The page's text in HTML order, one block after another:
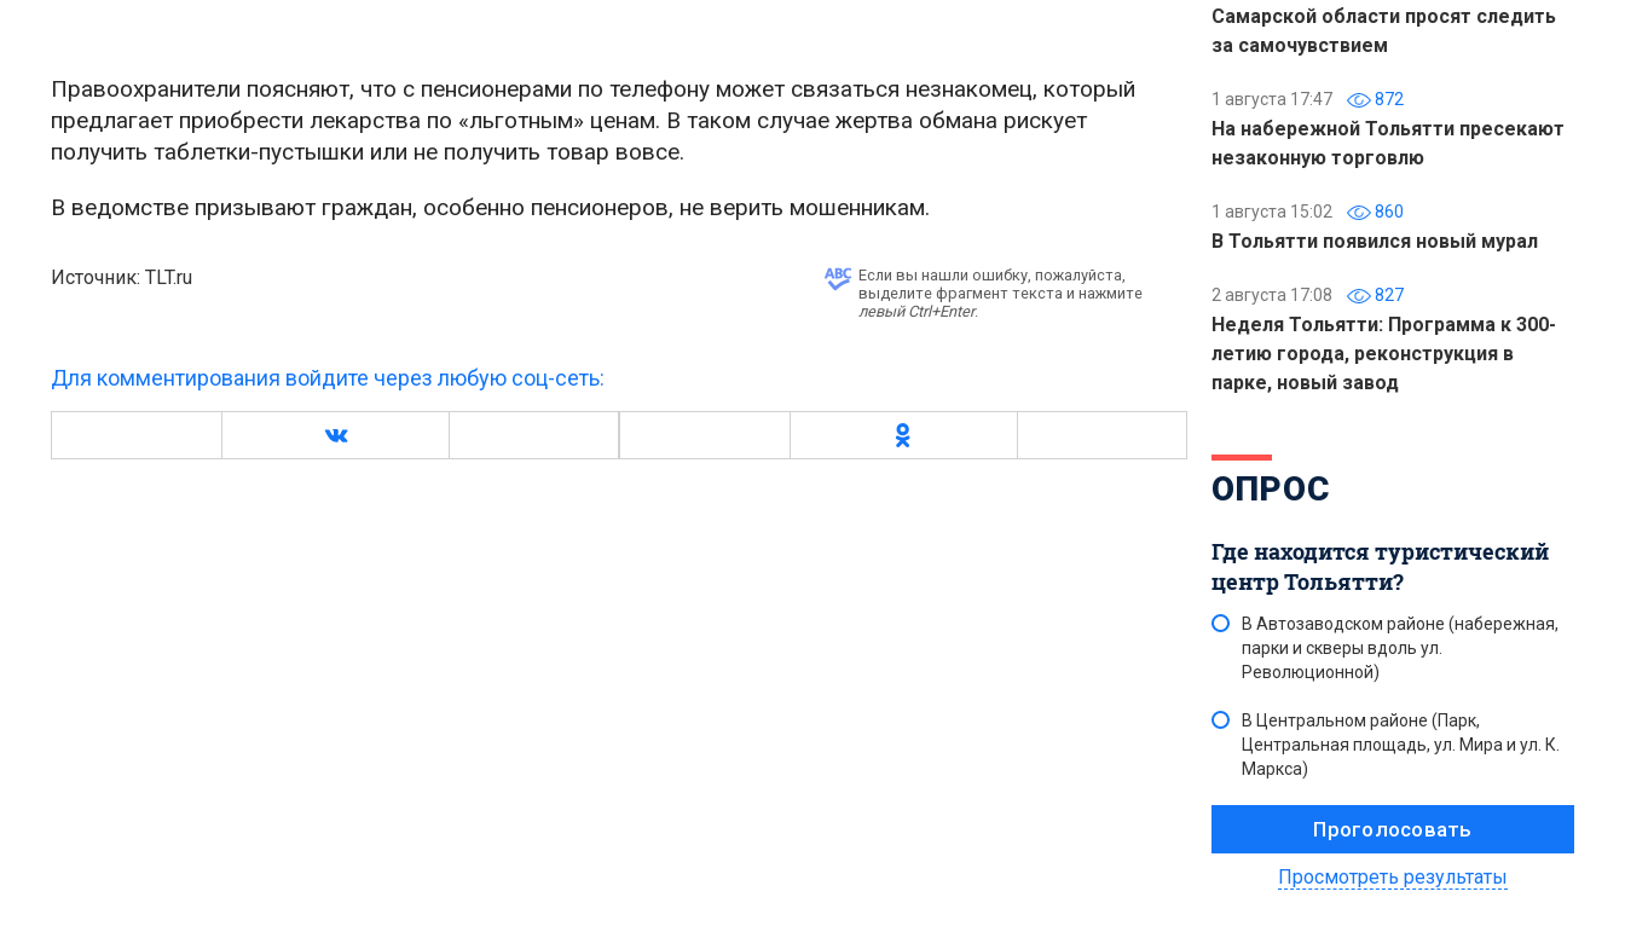
Правоохранители поясняют, что с пенсионерами по телефону может связаться незнакомец, который
предлагает приобрести лекарства по «льготным» ценам. В таком случае жертва обмана рискует
получить таблетки-пустышки или не получить товар вовсе.
В ведомстве призывают граждан, особенно пенсионеров, не верить мошенникам.
Источник: TLT.ru
Если вы нашли ошибку, пожалуйста,
выделите фрагмент текста и нажмите
левый Ctrl+Enter.
Для комментирования войдите через любую соц-сеть:
Самарской области просят следить
за самочувствием
1 августа 17:47 872
На набережной Тольятти пресекают
незаконную торговлю
1 августа 15:02 860
В Тольятти появился новый мурал
2 августа 17:08 827
Неделя Тольятти: Программа к 300-
летию города, реконструкция в
парке, новый завод
ОПРОС
Где находится туристический
центр Тольятти?
В Автозаводском районе (набережная,
парки и скверы вдоль ул.
Революционной)
В Центральном районе (Парк,
Центральная площадь, ул. Мира и ул. К.
Маркса)
Просмотреть результаты